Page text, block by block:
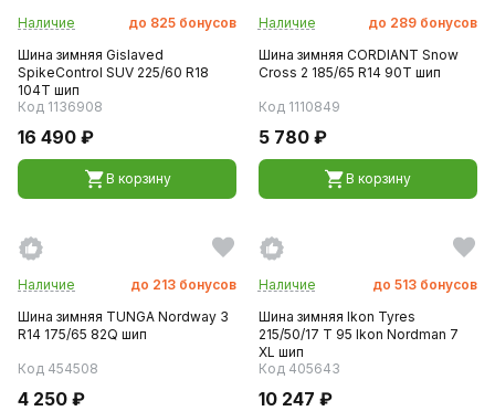
Наличие до 825 бонусов
Шина зимняя Gislaved
SpikeControl SUV 225/60 R18
104T шип
Код 1136908
16 490 ₽
В корзину
Наличие до 289 бонусов
Шина зимняя CORDIANT Snow
Cross 2 185/65 R14 90T шип
Код 1110849
5 780 ₽
В корзину
Наличие до 213 бонусов
Шина зимняя TUNGA Nordway 3
R14 175/65 82Q шип
Код 454508
4 250 ₽
Наличие до 513 бонусов
Шина зимняя Ikon Tyres
215/50/17 T 95 Ikon Nordman 7
XL шип
Код 405643
10 247 ₽